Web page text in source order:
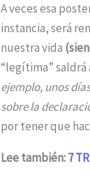
A veces esa
instancia, será
nuestra vida
“legítima”
ejemplo, unos
sobre la
por tener que
Lee también:7